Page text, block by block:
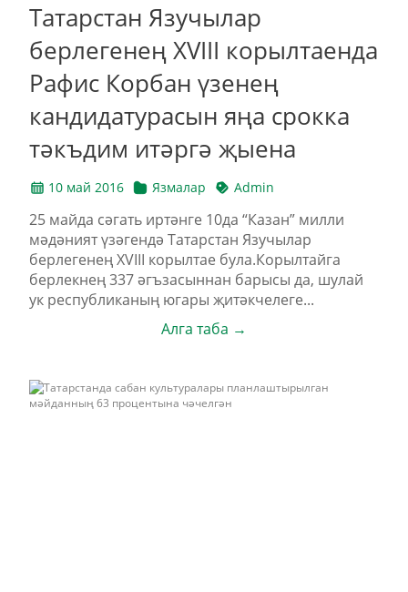
Татарстан Язучылар
берлегенең XVIII корылтаенда
Рафис Корбан үзенең
кандидатурасын яңа срокка
тәкъдим итәргә җыена
10 май 2016 Язмалар Admin
25 майда cәгать иртәнге 10да “Казан” милли
мәдәният үзәгендә Татарстан Язучылар
берлегенең XVIII корылтае була.Корылтайга
берлекнең 337 әгъзасыннан барысы да, шулай
ук республиканың югары җитәкчелеге...
Алга таба →